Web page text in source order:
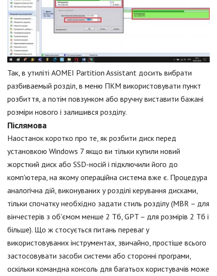
Так, в утиліті AOMEI Partition Assistant досить вибрати
разбиваемый розділ, в меню ПКМ використовувати пункт
розбиття, а потім повзунком або вручну виставити бажані
розміри нового і залишився розділу.
Післямова
Наостанок коротко про те, як розбити диск перед
установкою Windows 7 якщо ви тільки купили новий
жорсткий диск або SSD-носій і підключили його до
комп'ютера, на якому операційна система вже є. Процедура
аналогічна дій, виконуваних у розділі керування дисками,
тільки спочатку необхідно задати стиль розділу (MBR – для
вінчестерів з об'ємом менше 2 Тб, GPT – для розмірів 2 Тб і
більше). Що ж стосується питань переваг у
використовуваних інструментах, звичайно, простіше всього
застосовувати засоби системи або сторонні програми,
оскільки командна консоль для багатьох користувачів може